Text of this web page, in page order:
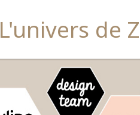
L'univers de